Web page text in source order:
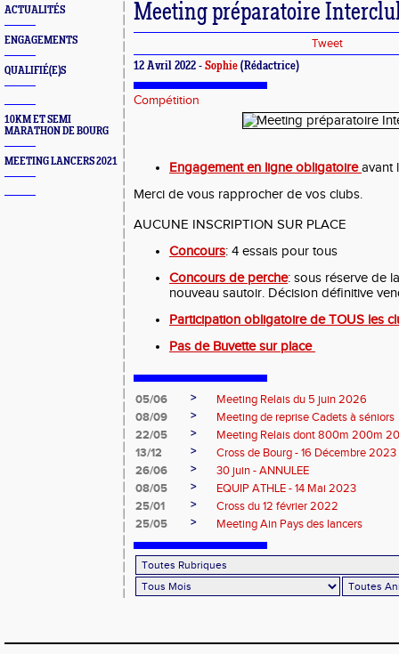
ACTUALITÉS
ENGAGEMENTS
QUALIFIÉ(E)S
10KM ET SEMI
MARATHON DE BOURG
MEETING LANCERS 2021
Meeting préparatoire
Tweet
12 Avril 2022 - Sophie (Rédactrice)
Compétition
Engagement en ligne obligatoire avant
Merci de vous rapprocher de vos clubs.
AUCUNE INSCRIPTION SUR PLACE
Concours: 4 essais pour tous
Concours de perche: sous réserve de
nouveau sautoir. Décision définitive
Participation obligatoire de TOUS les
Pas de Buvette sur place
05/06 >
Meeting Relais du 5 juin 2026
08/09
>
Meeting de reprise Cadets à séniors
22/05
>
Meeting Relais dont 800m 200m
13/12
>
Cross de Bourg - 16 Décembre 2023
26/06
>
30 juin - ANNULEE
08/05
>
EQUIP ATHLE - 14 Mai 2023
25/01
>
Cross du 12 février 2022
25/05
> Meeting Ain Pays des lancers